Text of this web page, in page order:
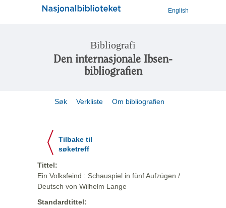
English
Bibliografi
Den internasjonale Ibsen-
bibliografien
Søk Verkliste Om bibliografien
Tilbake til
søketreff
Tittel:
Ein Volksfeind : Schauspiel in fünf Aufzügen /
Deutsch von Wilhelm Lange
Standardtittel: